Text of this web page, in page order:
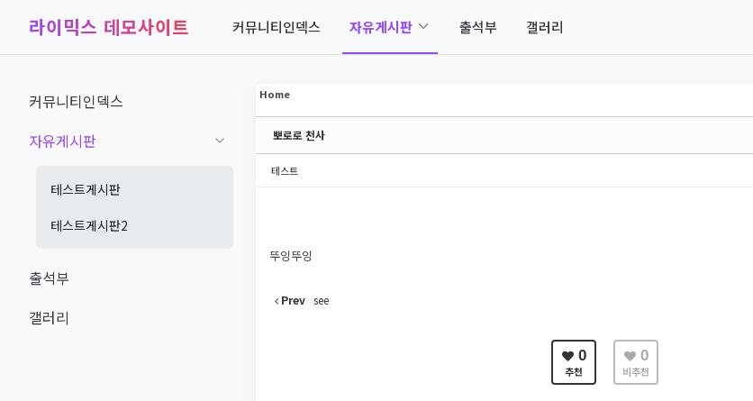
라이믹스 데모사이트 커뮤니티인덱스 자유게시판 출석부 갤러리
커뮤니티인덱스
자유게시판
테스트게시판
테스트게시판2
출석부
갤러리
Home
뽀로로 천사
테스트
뚜잉뚜잉
Prev see
0
추천
0
비추천
Sketchbook5, 스케치북5
Sketchbook5, 스케치북5
Sketchbook5, 스케치북5
Sketchbook5, 스케치북5